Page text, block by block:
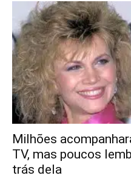
Milhões
TV, mas poucos
trás dela